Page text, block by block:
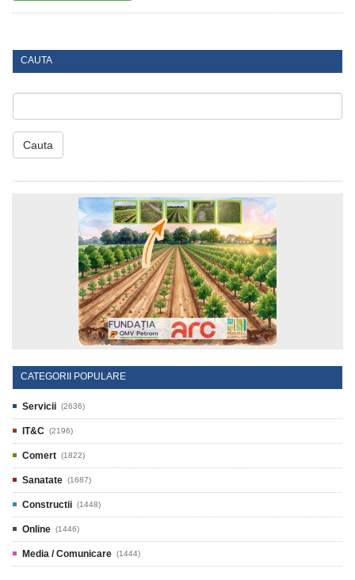
CAUTA
Cauta
CATEGORII POPULARE
Servicii (2636)
IT&C (2196)
Comert (1822)
Sanatate (1687)
Constructii (1448)
Online (1446)
Media / Comunicare (1444)